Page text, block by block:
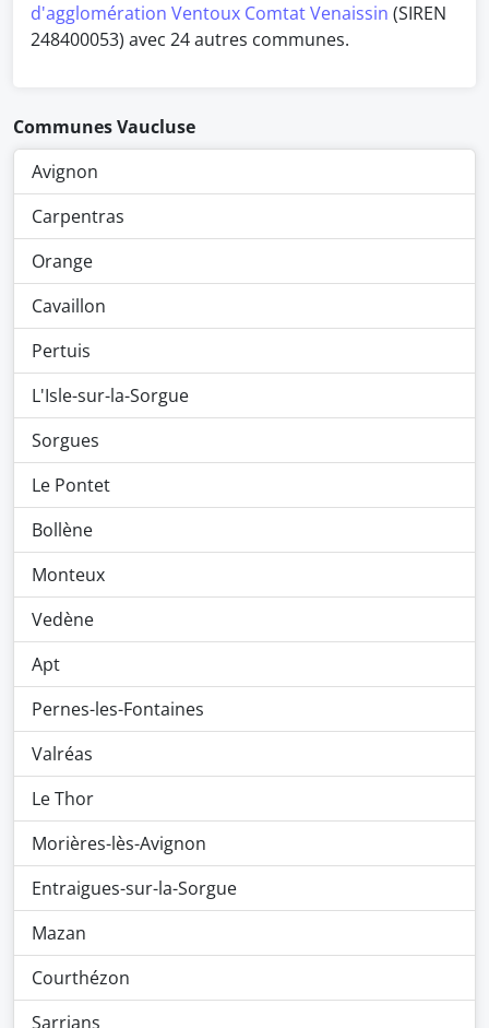
d'agglomération Ventoux Comtat Venaissin (SIREN
248400053) avec 24 autres communes.
Communes Vaucluse
Avignon
Carpentras
Orange
Cavaillon
Pertuis
L'Isle-sur-la-Sorgue
Sorgues
Le Pontet
Bollène
Monteux
Vedène
Apt
Pernes-les-Fontaines
Valréas
Le Thor
Morières-lès-Avignon
Entraigues-sur-la-Sorgue
Mazan
Courthézon
Sarrians